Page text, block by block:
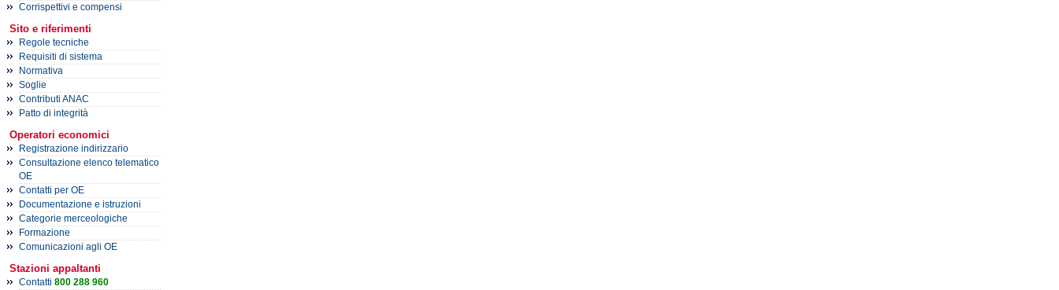
Corrispettivi e compensi
Sito e riferimenti
Regole tecniche
Requisiti di sistema
Normativa
Soglie
Contributi ANAC
Patto di integrità
Operatori economici
Registrazione indirizzario
Consultazione elenco telematico
OE
Contatti per OE
Documentazione e istruzioni
Categorie merceologiche
Formazione
Comunicazioni agli OE
Stazioni appaltanti
Contatti 800 288 960